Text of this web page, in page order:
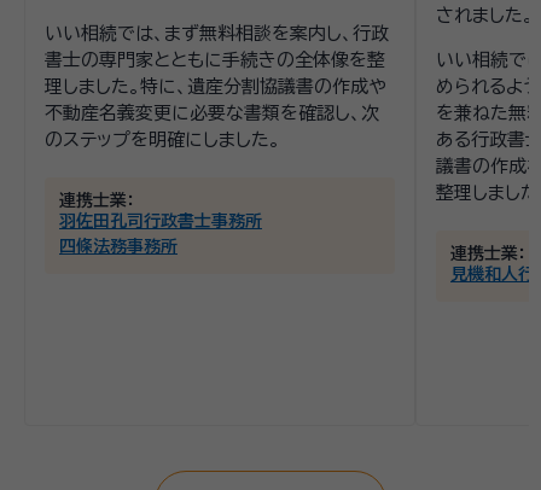
いい相続では、まず無料相談を案内し、行政
書士の専門家とともに手続きの全体像を整
理しました。特に、遺産分割協議書の作成や
不動産名義変更に必要な書類を確認し、次
のステップを明確にしました。
連携士業：
羽佐田孔司行政書士事務所
四條法務事務所
されました。
いい相続で
められるよ
を兼ねた無
ある行政書
議書の作成
整理しました
連携士業：
見機和人行